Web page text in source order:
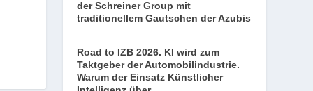
der Schreiner Group mit
traditionellem Gautschen der Azubis
Road to IZB 2026. KI wird zum
Taktgeber der Automobilindustrie.
Warum der Einsatz Künstlicher